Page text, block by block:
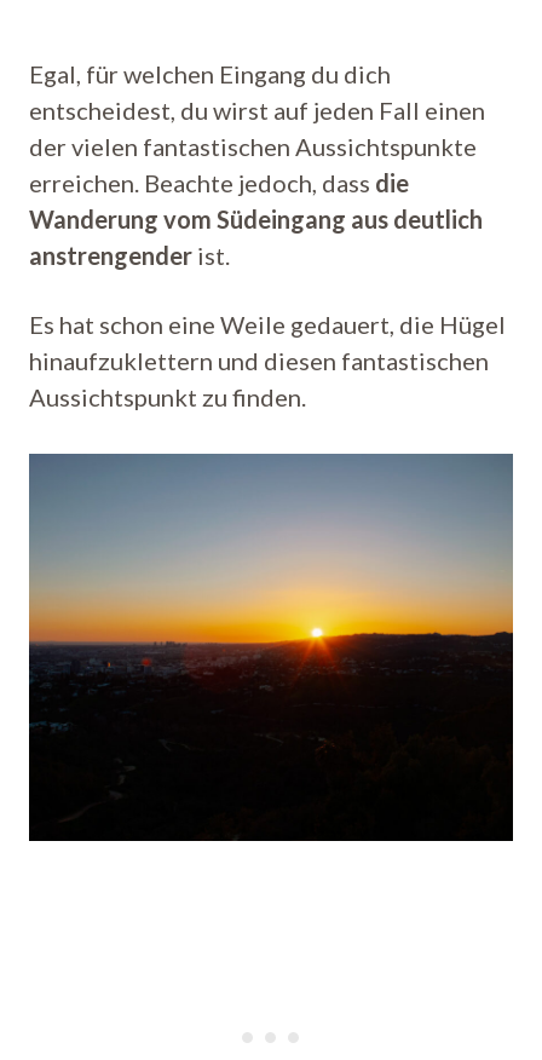
Egal, für welchen Eingang du dich
entscheidest, du wirst auf jeden Fall einen
der vielen fantastischen Aussichtspunkte
erreichen. Beachte jedoch, dass die
Wanderung vom Südeingang aus deutlich
anstrengender ist.
Es hat schon eine Weile gedauert, die Hügel
hinaufzuklettern und diesen fantastischen
Aussichtspunkt zu finden.